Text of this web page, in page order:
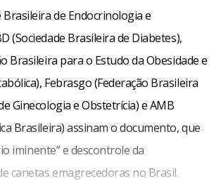
Brasileira de Endocrinologia e
(Sociedade Brasileira de Diabetes),
Brasileira para o Estudo da Obesidade e
Febrasgo (Federação Brasileira
Ginecologia e Obstetrícia) e AMB
Brasileira) assinam o documento, que
iminente” e descontrole da
canetas emagrecedoras no Brasil.